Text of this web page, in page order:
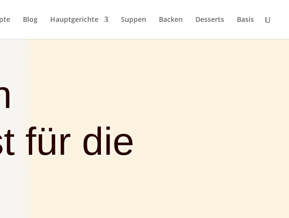
Blog Hauptgerichte Suppen Backen Desserts Basis
für die